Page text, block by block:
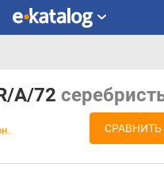
A/72